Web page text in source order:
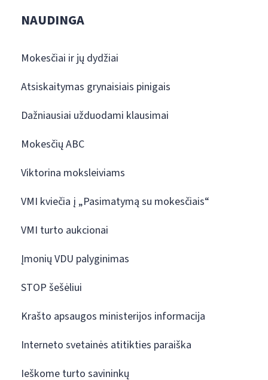
NAUDINGA
Mokesčiai ir jų dydžiai
Atsiskaitymas grynaisiais pinigais
Dažniausiai užduodami klausimai
Mokesčių ABC
Viktorina moksleiviams
VMI kviečia į „Pasimatymą su mokesčiais“
VMI turto aukcionai
Įmonių VDU palyginimas
STOP šešėliui
Krašto apsaugos ministerijos informacija
Interneto svetainės atitikties paraiška
Ieškome turto savininkų